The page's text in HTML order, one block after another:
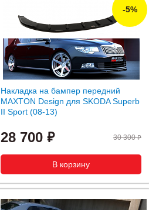
Накладка на бампер передний
MAXTON Design для SKODA Superb
II Sport (08-13)
28 700 30 300
-5%